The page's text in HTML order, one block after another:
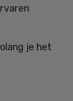
je het